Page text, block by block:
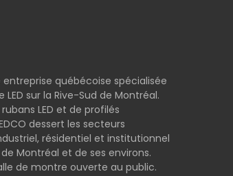
entreprise québécoise spécialisée
LED sur la Rive-Sud de Montréal.
LED et de profilés
dessert les secteurs
résidentiel et institutionnel
Montréal et de ses environs.
de montre ouverte au public.